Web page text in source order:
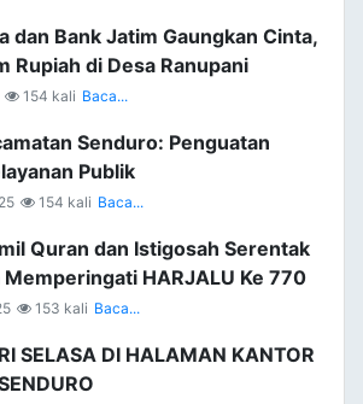
dan Bank Jatim Gaungkan Cinta,
Rupiah di Desa Ranupani
154 kali Baca...
Senduro: Penguatan
Publik
154 kali Baca...
Quran dan Istigosah Serentak
Memperingati HARJALU Ke 770
153 kali Baca...
SELASA DI HALAMAN KANTOR